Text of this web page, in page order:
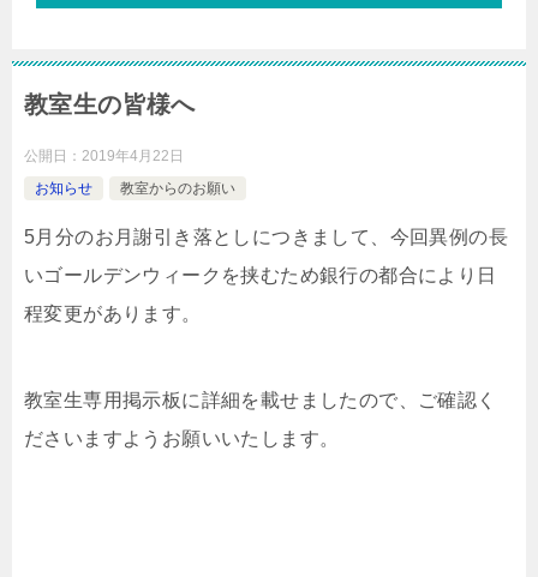
教室生の皆様へ
公開日： 2019年4月22日
お知らせ
教室からのお願い
5月分のお月謝引き落としにつきまして、今回異例の長
いゴールデンウィークを挟むため銀行の都合により日
程変更があります。
教室生専用掲示板に詳細を載せましたので、ご確認く
ださいますようお願いいたします。